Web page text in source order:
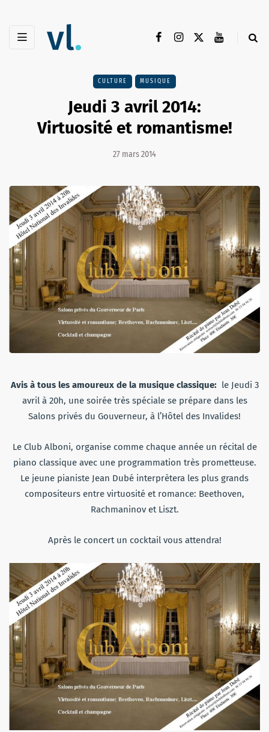
CULTURE MUSIQUE
Jeudi 3 avril 2014:
Virtuosité et romantisme!
27 mars 2014
Avis à tous les amoureux de la musique classique: le Jeudi 3
avril à 20h, une soirée très spéciale se prépare dans les
Salons privés du Gouverneur, à l’Hôtel des Invalides!
Le Club Alboni, organise comme chaque année un récital de
piano classique avec une programmation très prometteuse.
Le jeune pianiste Jean Dubé interprètera les plus grands
compositeurs entre virtuosité et romance: Beethoven,
Rachmaninov et Liszt.
Après le concert un cocktail vous attendra!